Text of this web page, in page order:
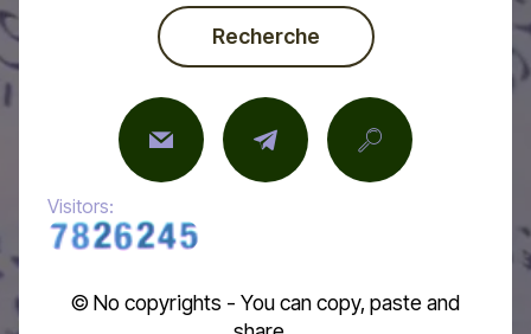
Recherche
Visitors:
© No copyrights - You can copy, paste and